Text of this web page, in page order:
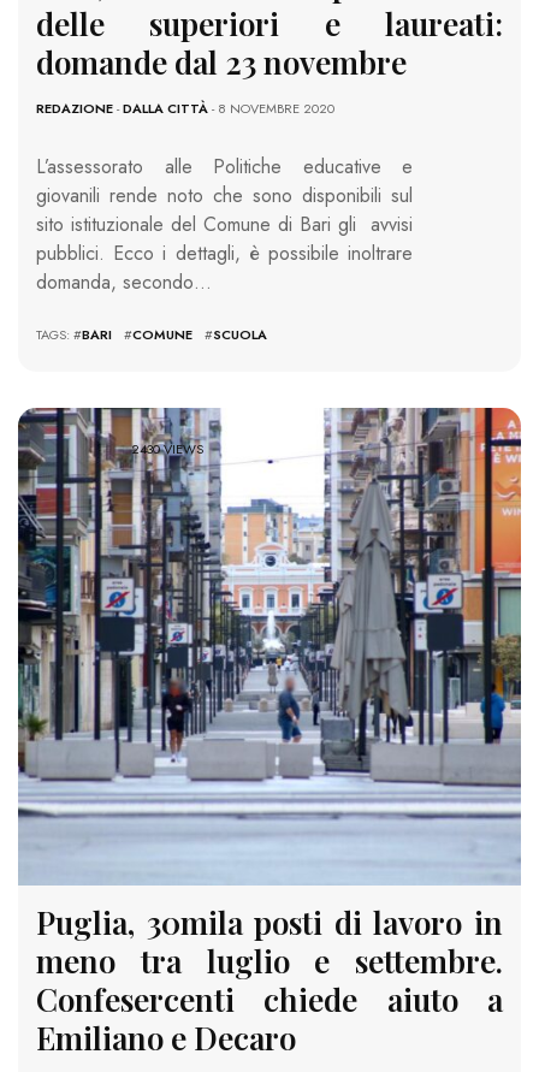
delle superiori e laureati:
domande dal 23 novembre
REDAZIONE-DALLA CITTÀ- 8 NOVEMBRE 2020
L’assessorato alle Politiche educative e
giovanili rende noto che sono disponibili sul
sito istituzionale del Comune di Bari gli avvisi
pubblici. Ecco i dettagli, è possibile inoltrare
domanda, secondo…
TAGS: #BARI #COMUNE #SCUOLA
2430 VIEWS
Puglia, 30mila posti di lavoro in
meno tra luglio e settembre.
Confesercenti chiede aiuto a
Emiliano e Decaro